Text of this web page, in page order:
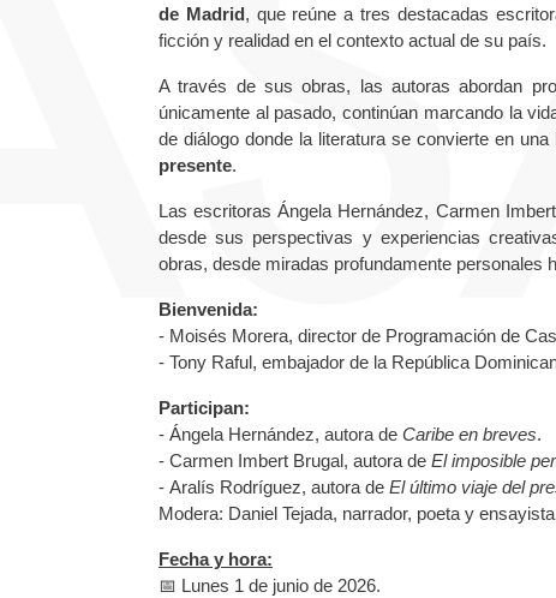
de Madrid, que reúne a tres destacadas
ficción y realidad en el contexto actual de su país.
A través de sus obras, las autoras abordan
únicamente al pasado, continúan marcando la
de diálogo donde la literatura se convierte en
presente.
Las escritoras Ángela Hernández, Carmen
desde sus perspectivas y experiencias
obras, desde miradas profundamente personales
Bienvenida:
- Moisés Morera, director de Programación de
- Tony Raful, embajador de la República
Participan:
- Ángela Hernández, autora de Caribe en breves.
- Carmen Imbert Brugal, autora de El imposible
- Aralís Rodríguez, autora de El último viaje del
Modera: Daniel Tejada, narrador, poeta y
Fecha y hora:
📅 Lunes 1 de junio de 2026.